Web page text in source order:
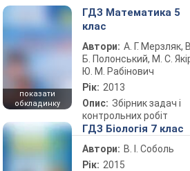
показати
обкладинку
ГДЗ Математика 5
клас
Автори: А. Г. Мерзляк, В.
Б. Полонський, М. С.
Ю. М. Рабінович
Рік: 2013
Опис: Збірник задач і
контрольних робіт
ГДЗ Біологія 7 клас
Автори: В. І. Соболь
Рік: 2015